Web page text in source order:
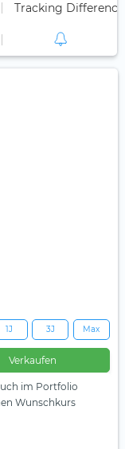
Tracking Difference
1J 3J Max
Verkaufen
im Portfolio
Wunschkurs